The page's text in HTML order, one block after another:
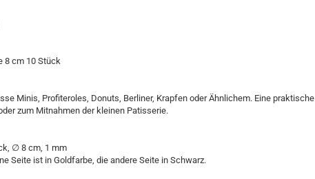
8 cm 10 Stück
Minis, Profiteroles, Donuts, Berliner, Krapfen oder Ähnlichem. Eine praktische
zum Mitnahmen der kleinen Patisserie.
∅ 8 cm, 1 mm
Seite ist in Goldfarbe, die andere Seite in Schwarz.